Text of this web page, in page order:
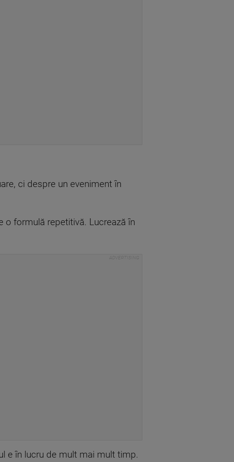
ci despre un eveniment în
o formulă repetitivă. Lucrează în
e în lucru de mult mai mult timp.